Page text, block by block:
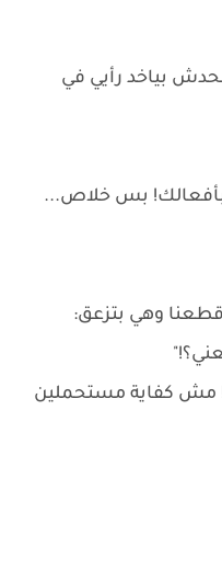
بياخد رأيي في
بس خلاص...
وهي بتزعق:
مش كفاية مستحملين